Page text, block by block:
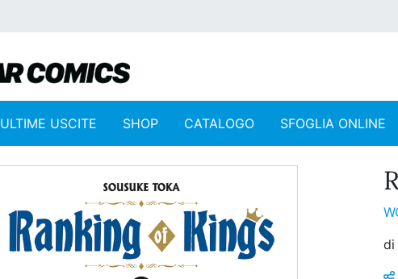
ULTIME USCITE SHOP CATALOGO SFOGLIA ONLINE
di